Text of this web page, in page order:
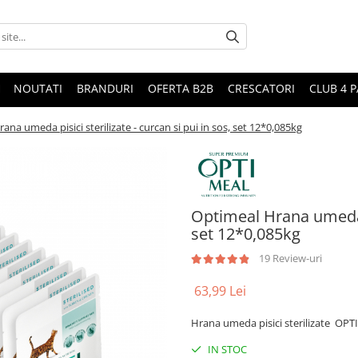
NOUTATI BRANDURI OFERTA B2B CRESCATORI CLUB 4
umeda pisici sterilizate - curcan si pui in sos, set 12*0,085kg
Optimeal Hrana
set 12*0,085kg
19 Review-uri
63,99 Lei
Hrana umeda pisici sterilizate
IN STOC